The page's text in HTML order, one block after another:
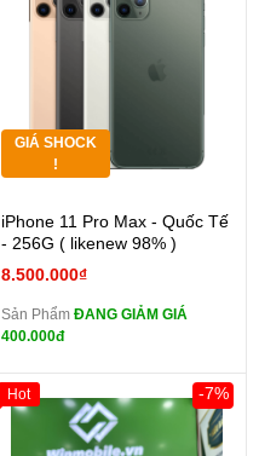
GIÁ SHOCK
!
iPhone 11 Pro Max - Quốc Tế
- 256G ( likenew 98% )
8.500.000₫
Sản Phẩm ĐANG GIẢM GIÁ
400.000đ
-7%
Hot